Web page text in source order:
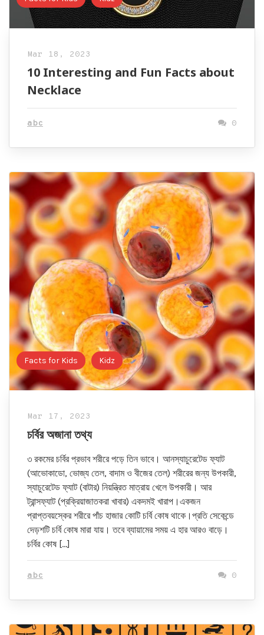
Mar 18, 2023
10 Interesting and Fun Facts about
Necklace
abc 0
Facts for Kids Kidz
Mar 17, 2023
চর্বির অজানা তথ্য
৩ রকমের চর্বির প্রভাব শরীরে পড়ে তিন ভাবে। আনস্যাচুরেটেড ফ্যাট
(আভোকাডো, ভোজ্য তেল, বাদাম ও বীজের তেল) শরীরের জন্য উপকারী,
স্যাচুরেটেড ফ্যাট (বাটার) নিয়ন্ত্রিত মাত্রায় খেলে উপকারী। আর
ট্রান্সফ্যাট (প্রক্রিয়াজাতকরা খাবার) একদমই খারাপ।একজন
প্রাপ্তবয়স্কের শরীরে পাঁচ হাজার কোটি চর্বি কোষ থাকে।প্রতি সেকেন্ডে
দেড়শটি চর্বি কোষ মারা যায়। তবে ব্যায়ামের সময় এ হার আরও বাড়ে।
চর্বির কোষ […]
abc 0